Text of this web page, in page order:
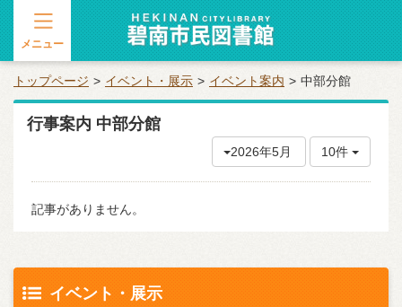
メニュー
トップページ イベント・展示 イベント案内 中部分館
行事案内 中部分館
2026年5月 10件
記事がありません。
イベント・展示